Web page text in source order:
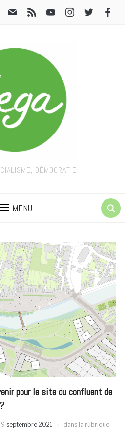
DÉMOCRATIE
MENU
pour le site du confluent de
9 septembre 2021
dans la rubrique